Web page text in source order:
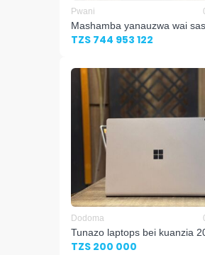
Pwani
Mashamba yanauzwa wai
TZS 744 953 122
Dodoma
Tunazo laptops bei kuanzia
TZS 200 000